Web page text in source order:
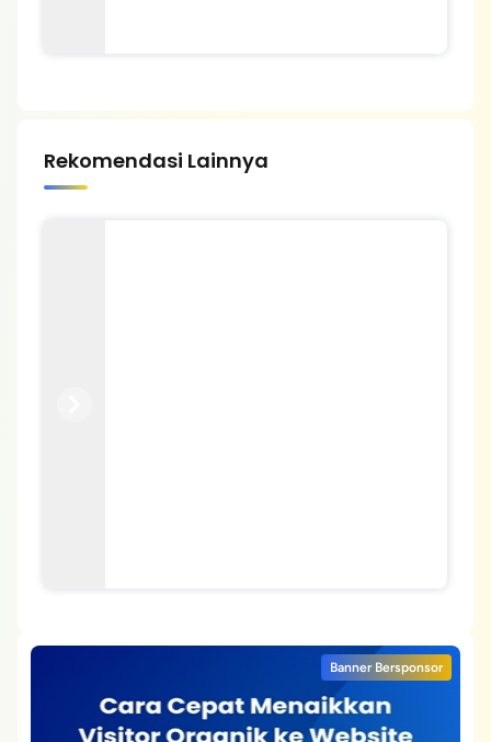
Rekomendasi Lainnya
Banner Bersponsor